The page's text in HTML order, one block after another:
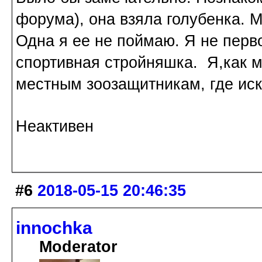
форума), она взяла голубенка.
Одна я ее не поймаю. Я не
спортивная стройняшка.
местным зоозащитникам, где
Неактивен
#6 2018-05-15 20:46:35
innochka
Moderator